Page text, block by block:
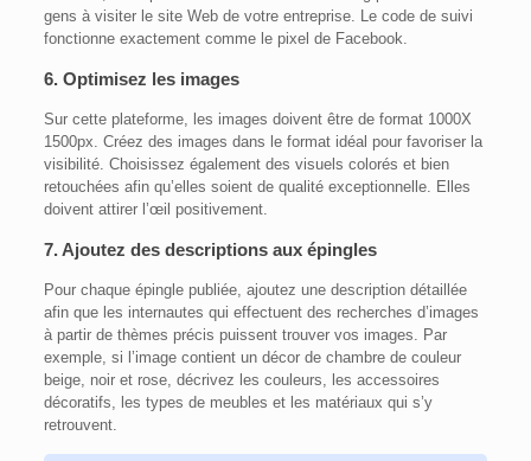
gens à visiter le site Web de votre entreprise. Le code de suivi
fonctionne exactement comme le pixel de Facebook.
6. Optimisez les images
Sur cette plateforme, les images doivent être de format 1000X
1500px. Créez des images dans le format idéal pour favoriser la
visibilité. Choisissez également des visuels colorés et bien
retouchées afin qu’elles soient de qualité exceptionnelle. Elles
doivent attirer l’œil positivement.
7. Ajoutez des descriptions aux épingles
Pour chaque épingle publiée, ajoutez une description détaillée
afin que les internautes qui effectuent des recherches d’images
à partir de thèmes précis puissent trouver vos images. Par
exemple, si l’image contient un décor de chambre de couleur
beige, noir et rose, décrivez les couleurs, les accessoires
décoratifs, les types de meubles et les matériaux qui s’y
retrouvent.